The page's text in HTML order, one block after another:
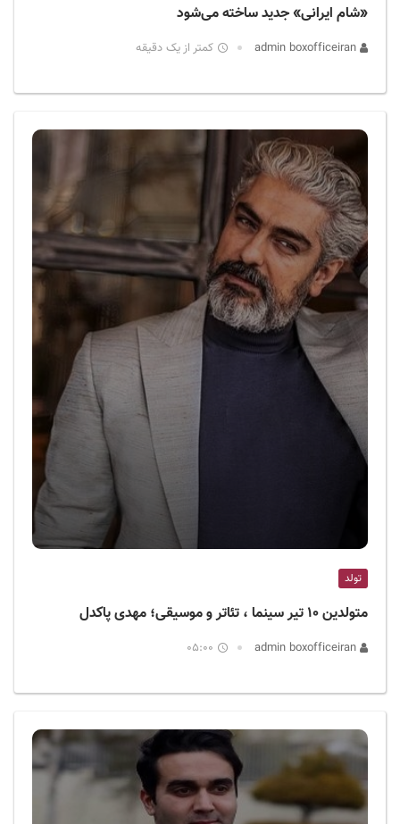
«شام ایرانی» جدید ساخته می‌شود
کمتر از یک دقیقه
تولد
متولدین ۱۰ تیر سینما ، تئاتر و موسیقی؛ مهدی پاکدل
05:00